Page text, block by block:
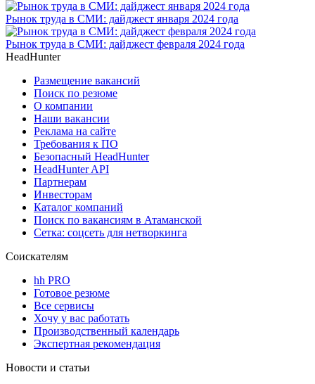
Рынок труда в СМИ: дайджест января 2024 года
Рынок труда в СМИ: дайджест февраля 2024 года
HeadHunter
Размещение вакансий
Поиск по резюме
О компании
Наши вакансии
Реклама на сайте
Требования к ПО
Безопасный HeadHunter
HeadHunter API
Партнерам
Инвесторам
Каталог компаний
Поиск по вакансиям в Атаманской
Сетка: соцсеть для нетворкинга
Соискателям
hh PRO
Готовое резюме
Все сервисы
Хочу у вас работать
Производственный календарь
Экспертная рекомендация
Новости и статьи